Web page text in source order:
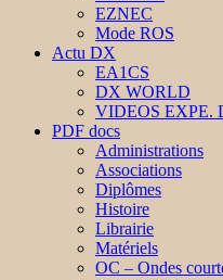
EZNEC
Mode ROS
Actu DX
EA1CS
DX WORLD
VIDEOS EXPE.
PDF docs
Administrations
Associations
Diplômes
Histoire
Librairie
Matériels
OC – Ondes